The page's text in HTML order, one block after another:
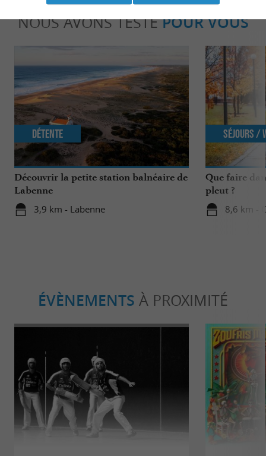
NOUS AVONS TESTÉPOUR VOUS
Découvrir la petite station balnéaire de
Labenne
3,9 km - Labenne
Détente
Que faire
pleut ?
8,6 km -
Séjours /
ÉVÈNEMENTS À PROXIMITÉ